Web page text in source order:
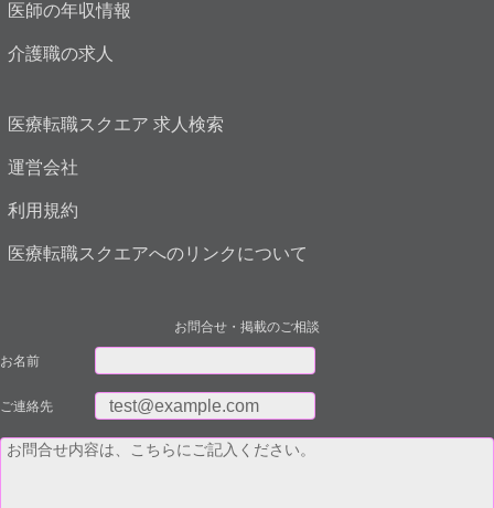
医師の年収情報
介護職の求人
医療転職スクエア 求人検索
運営会社
利用規約
医療転職スクエアへのリンクについて
お問合せ・掲載のご相談
お名前
ご連絡先